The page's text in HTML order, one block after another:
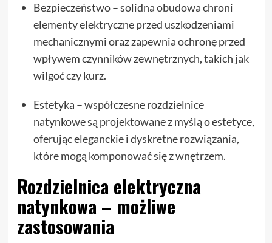
Bezpieczeństwo – solidna obudowa chroni
elementy elektryczne przed uszkodzeniami
mechanicznymi oraz zapewnia ochronę przed
wpływem czynników zewnętrznych, takich jak
wilgoć czy kurz.
Estetyka – współczesne rozdzielnice
natynkowe są projektowane z myślą o estetyce,
oferując eleganckie i dyskretne rozwiązania,
które mogą komponować się z wnętrzem.
Rozdzielnica elektryczna
natynkowa – możliwe
zastosowania